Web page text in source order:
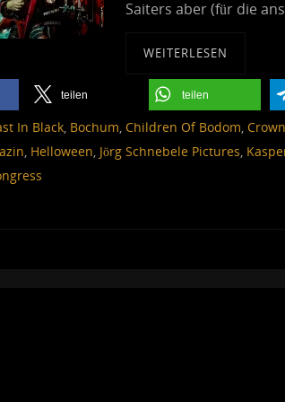
Saiters aber (für die
WEITERLESEN
teilen teilen
In Black, Bochum, Children Of Bodom,
, Helloween, Jörg Schnebele Pictures,